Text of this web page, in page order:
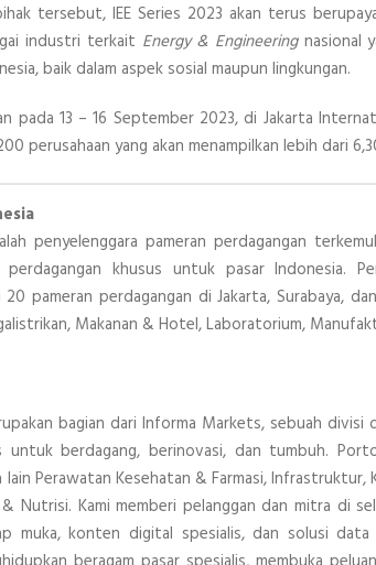
tersebut, IEE Series 2023 akan terus
industri terkait Energy & Engineering nasional
baik dalam aspek sosial maupun lingkungan.
pada 13 – 16 September 2023, di Jakarta
perusahaan yang akan menampilkan lebih dari
penyelenggara pameran perdagangan
perdagangan khusus untuk pasar Indonesia.
20 pameran perdagangan di Jakarta, Surabaya,
Makanan & Hotel, Laboratorium,
bagian dari Informa Markets, sebuah
untuk berdagang, berinovasi, dan tumbuh.
Perawatan Kesehatan & Farmasi,
Nutrisi. Kami memberi pelanggan dan mitra di
muka, konten digital spesialis, dan solusi